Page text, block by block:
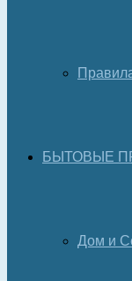
БЫТОВЫЕ
Дом и